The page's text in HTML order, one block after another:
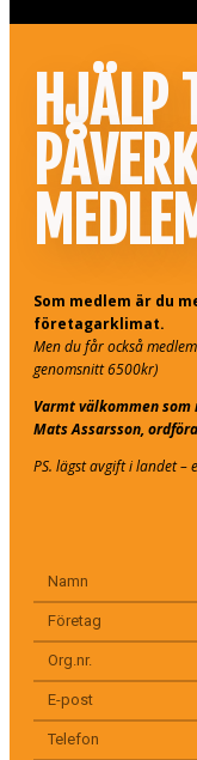
HJÄLP
Som medlem är du
företagarklimat.
Men du får också
genomsnitt 6500kr)
Varmt välkommen som
Mats Assarsson,
PS. lägst avgift i landet –